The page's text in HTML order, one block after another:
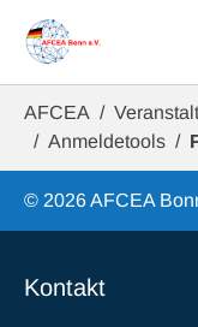
AFCEA
Anmeldetools
© 2026 AFCEA
Kontakt